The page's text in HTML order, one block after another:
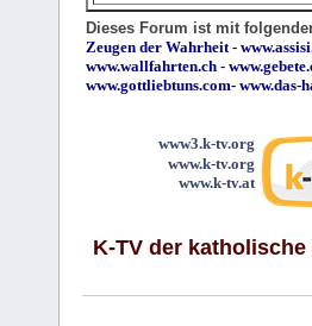
Dieses Forum ist mit
Zeugen der Wahrheit-
www.wallfahrten.ch -
www.gottliebtuns.com- www.das-
www3.k-tv.org
www.k-tv.org
www.k-tv.at
K-TV der